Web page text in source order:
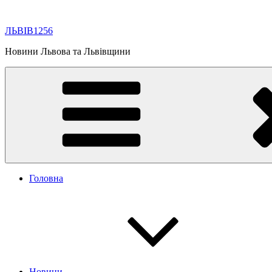
вмісту
ЛЬВІВ1256
Новини Львова та Львівщини
Головна